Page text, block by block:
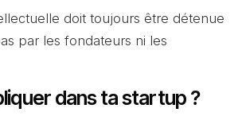
doit toujours être détenue
par les fondateurs ni les
dans ta startup ?